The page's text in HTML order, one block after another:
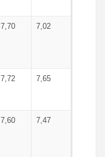
7,70 7,02
7,72 7,65
7,60 7,47